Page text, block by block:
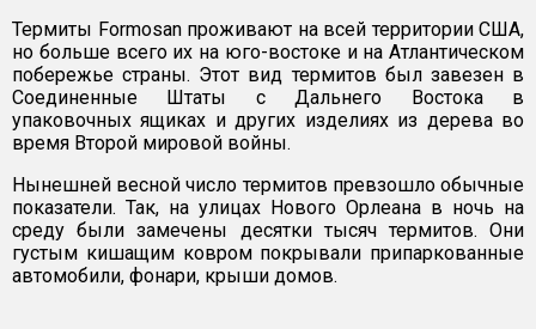
Термиты Formosan проживают на всей территории США,
но больше всего их на юго-востоке и на Атлантическом
побережье страны. Этот вид термитов был завезен в
Соединенные Штаты с Дальнего Востока в
упаковочных ящиках и других изделиях из дерева во
время Второй мировой войны.
Нынешней весной число термитов превзошло обычные
показатели. Так, на улицах Нового Орлеана в ночь на
среду были замечены десятки тысяч термитов. Они
густым кишащим ковром покрывали припаркованные
автомобили, фонари, крыши домов.